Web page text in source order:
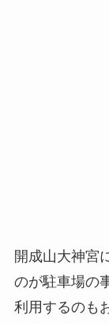
開成山大神宮
のが駐車場の
利用するのも